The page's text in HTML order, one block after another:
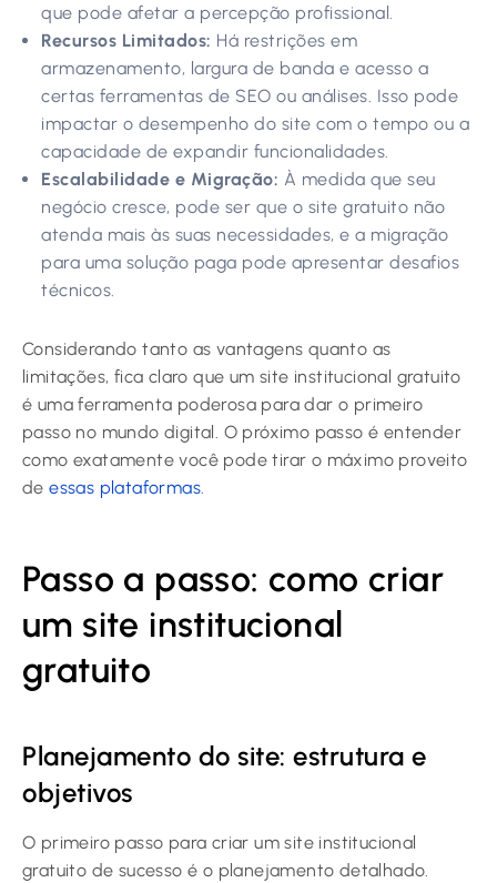
que pode afetar a percepção profissional.
Recursos Limitados: Há restrições em
armazenamento, largura de banda e acesso a
certas ferramentas de SEO ou análises. Isso pode
impactar o desempenho do site com o tempo ou a
capacidade de expandir funcionalidades.
Escalabilidade e Migração: À medida que seu
negócio cresce, pode ser que o site gratuito não
atenda mais às suas necessidades, e a migração
para uma solução paga pode apresentar desafios
técnicos.
Considerando tanto as vantagens quanto as
limitações, fica claro que um site institucional gratuito
é uma ferramenta poderosa para dar o primeiro
passo no mundo digital. O próximo passo é entender
como exatamente você pode tirar o máximo proveito
deessas plataformas
Passo a passo: como criar
um site institucional
gratuito
Planejamento do site: estrutura e
objetivos
O primeiro passo para criar um site institucional
gratuito de sucesso é o planejamento detalhado.